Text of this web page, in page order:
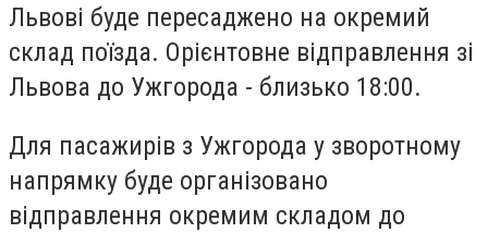
Львові буде пересаджено на окремий
склад поїзда. Орієнтовне відправлення зі
Львова до Ужгорода - близько 18:00.
Для пасажирів з Ужгорода у зворотному
напрямку буде організовано
відправлення окремим складом до